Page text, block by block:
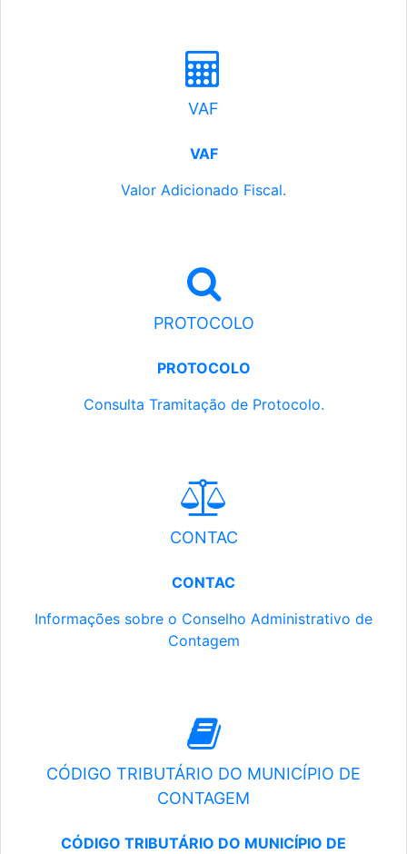
VAF
VAF
Valor Adicionado Fiscal.
PROTOCOLO
PROTOCOLO
Consulta Tramitação de Protocolo.
CONTAC
CONTAC
Informações sobre o Conselho Administrativo de
Contagem
CÓDIGO TRIBUTÁRIO DO MUNICÍPIO DE
CONTAGEM
CÓDIGO TRIBUTÁRIO DO MUNICÍPIO DE